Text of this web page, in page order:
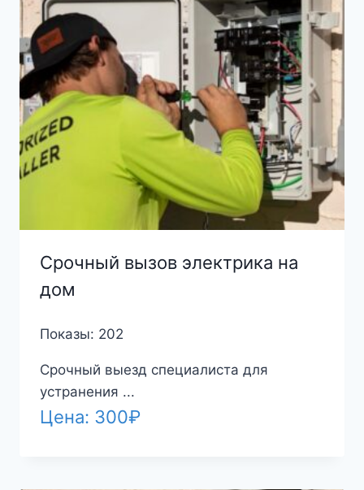
Срочный вызов электрика на
дом
Показы: 202
Срочный выезд специалиста для
устранения ...
Цена: 300₽